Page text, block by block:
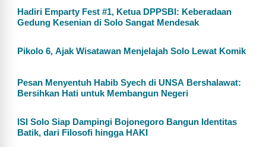
Hadiri Emparty Fest #1, Ketua DPPSBI: Keberadaan
Gedung Kesenian di Solo Sangat Mendesak
Pikolo 6, Ajak Wisatawan Menjelajah Solo Lewat Komik
Pesan Menyentuh Habib Syech di UNSA Bershalawat:
Bersihkan Hati untuk Membangun Negeri
ISI Solo Siap Dampingi Bojonegoro Bangun Identitas
Batik, dari Filosofi hingga HAKI